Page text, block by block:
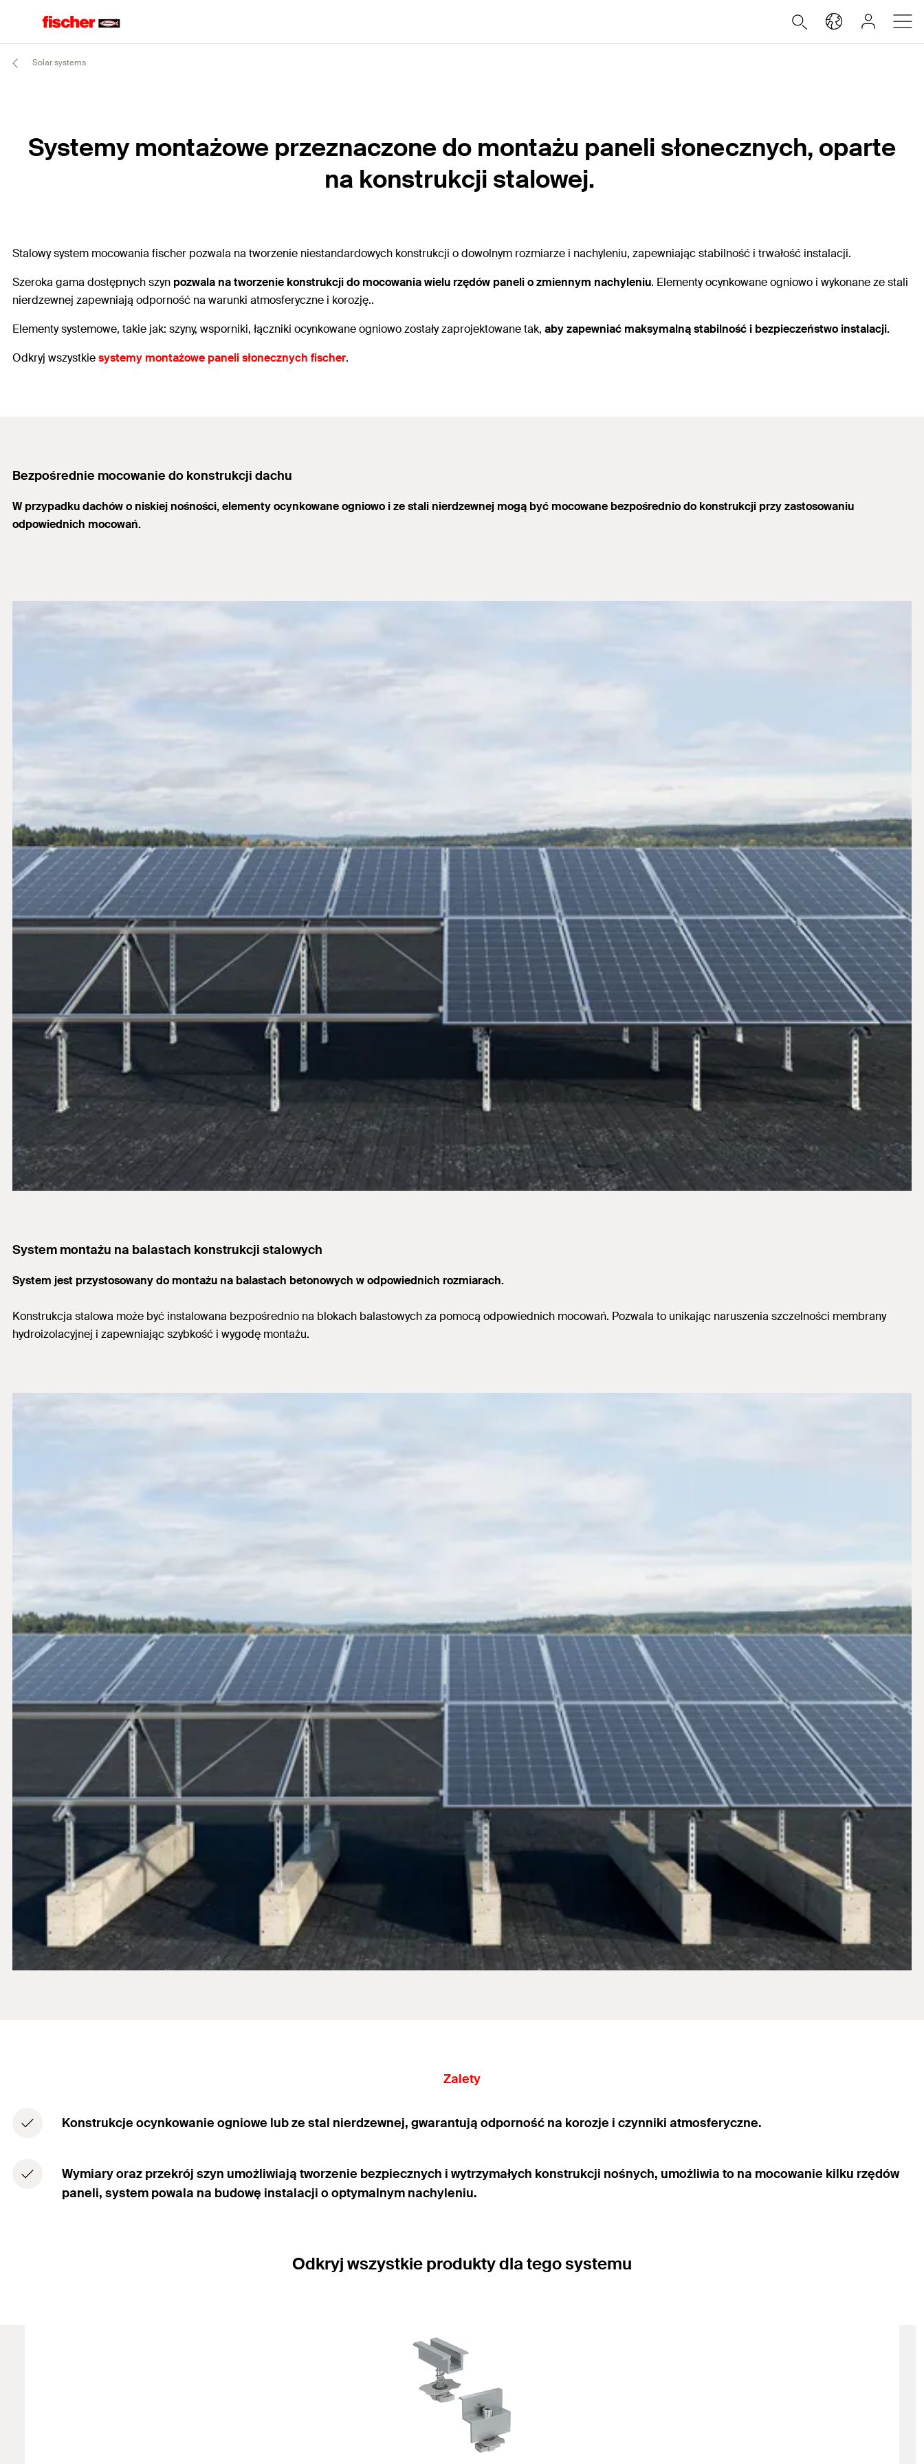
Solar systems
Systemy montażowe przeznaczone do montażu paneli słonecznych, oparte
na konstrukcji stalowej.
Stalowy system mocowania fischer pozwala na tworzenie niestandardowych konstrukcji o dowolnym rozmiarze i nachyleniu, zapewniając stabilność i trwałość instalacji.
Szeroka gama dostępnych szyn pozwala na tworzenie konstrukcji do mocowania wielu rzędów paneli o zmiennym nachyleniu. Elementy ocynkowane ogniowo i wykonane ze stali
nierdzewnej zapewniają odporność na warunki atmosferyczne i korozję..
Elementy systemowe, takie jak: szyny, wsporniki, łączniki ocynkowane ogniowo zostały zaprojektowane tak, aby zapewniać maksymalną stabilność i bezpieczeństwo instalacji.
Odkryj wszystkiesystemy montażowe paneli słonecznych fischer.
Bezpośrednie mocowanie do konstrukcji dachu
W przypadku dachów o niskiej nośności, elementy ocynkowane ogniowo i ze stali nierdzewnej mogą być mocowane bezpośrednio do konstrukcji przy zastosowaniu
odpowiednich mocowań.
System montażu na balastach konstrukcji stalowych
System jest przystosowany do montażu na balastach betonowych w odpowiednich rozmiarach.
Konstrukcja stalowa może być instalowana bezpośrednio na blokach balastowych za pomocą odpowiednich mocowań. Pozwala to unikając naruszenia szczelności membrany
hydroizolacyjnej i zapewniając szybkość i wygodę montażu.
Zalety
Konstrukcje ocynkowanie ogniowe lub ze stal nierdzewnej, gwarantują odporność na korozje i czynniki atmosferyczne.
Wymiary oraz przekrój szyn umożliwiają tworzenie bezpiecznych i wytrzymałych konstrukcji nośnych, umożliwia to na mocowanie kilku rzędów
paneli, system powala na budowę instalacji o optymalnym nachyleniu.
Odkryj wszystkie produkty dla tego systemu